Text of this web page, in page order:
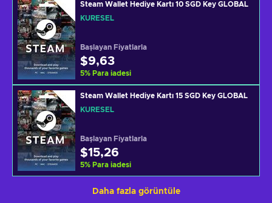
Steam Wallet Hediye Kartı 10 SGD Key GLOBAL
KÜRESEL
Başlayan Fiyatlarla
$9,63
5% Para iadesi
Steam Wallet Hediye Kartı 15 SGD Key GLOBAL
KÜRESEL
Başlayan Fiyatlarla
$15,26
5% Para iadesi
Daha fazla görüntüle